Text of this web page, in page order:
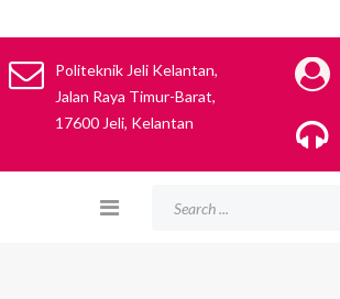
Politeknik Jeli Kelantan,
Jalan Raya Timur-Barat,
17600 Jeli, Kelantan